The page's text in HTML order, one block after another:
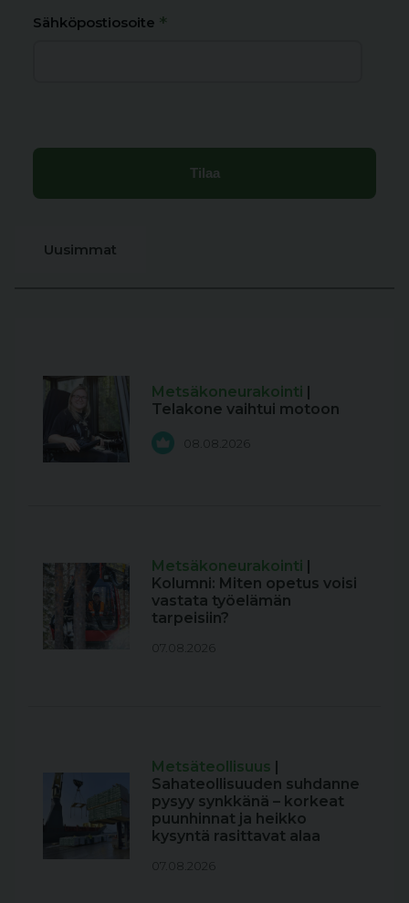
Sähköpostiosoite *
Uusimmat
Metsäkoneurakointi
Telakone vaihtui motoon
08.08.2026
Metsäkoneurakointi
Kolumni: Miten opetus voisi
vastata työelämän
tarpeisiin?
07.08.2026
Metsäteollisuus
Sahateollisuuden suhdanne
pysyy synkkänä – korkeat
puunhinnat ja heikko
kysyntä rasittavat alaa
07.08.2026